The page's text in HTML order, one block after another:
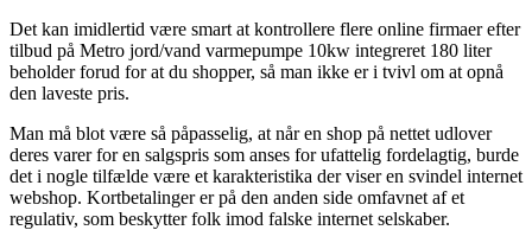
Det kan imidlertid være smart at kontrollere flere online firmaer efter
tilbud på Metro jord/vand varmepumpe 10kw integreret 180 liter
beholder forud for at du shopper, så man ikke er i tvivl om at opnå
den laveste pris.
Man må blot være så påpasselig, at når en shop på nettet udlover
deres varer for en salgspris som anses for ufattelig fordelagtig, burde
det i nogle tilfælde være et karakteristika der viser en svindel internet
webshop. Kortbetalinger er på den anden side omfavnet af et
regulativ, som beskytter folk imod falske internet selskaber.